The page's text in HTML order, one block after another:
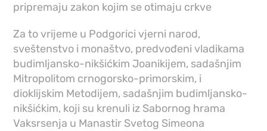
pripremaju zakon kojim se otimaju crkve
Za to vrijeme u Podgorici vjerni narod,
sveštenstvo i monaštvo, predvođeni vladikama
budimljansko-nikšićkim Joanikijem, sadašnjim
Mitropolitom crnogorsko-primorskim, i
dioklijskim Metodijem, sadašnjim budimljansko-
nikšićkim, koji su krenuli iz Sabornog hrama
Vaksrsenja u Manastir Svetog Simeona